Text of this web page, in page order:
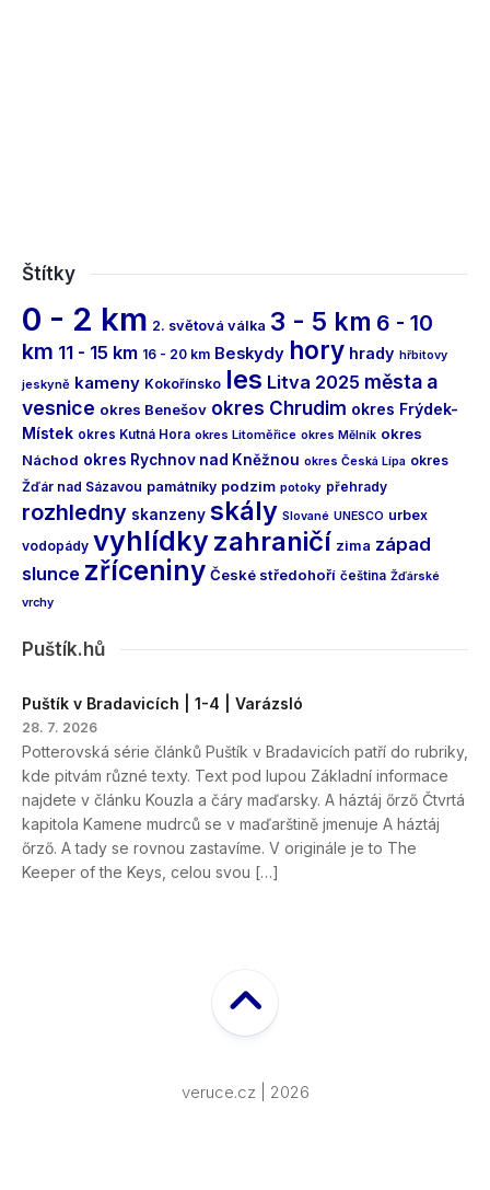
Štítky
0 - 2 km 2. světová válka 3 - 5 km 6 - 10
km 11 - 15 km 16 - 20 km Beskydy hory hrady hřbitovy
jeskyně kameny Kokořínsko les Litva 2025 města a
vesnice okres Benešov okres Chrudim okres Frýdek-
Místek okres Kutná Hora okres Litoměřice okres Mělník okres
Náchod okres Rychnov nad Kněžnou okres Česká Lípa okres
Žďár nad Sázavou památníky podzim potoky přehrady
rozhledny skanzeny skály Slované UNESCO urbex
vodopády vyhlídkyzahraničí zima západ
slunce zříceniny České středohoří čeština Žďárské
vrchy
Puštík.hů
Puštík v Bradavicích | 1-4 | Varázsló
28. 7. 2026
Potterovská série článků Puštík v Bradavicích patří do rubriky,
kde pitvám různé texty. Text pod lupou Základní informace
najdete v článku Kouzla a čáry maďarsky. A háztáj őrző Čtvrtá
kapitola Kamene mudrců se v maďarštině jmenuje A háztáj
őrző. A tady se rovnou zastavíme. V originále je to The
Keeper of the Keys, celou svou […]
veruce.cz | 2026